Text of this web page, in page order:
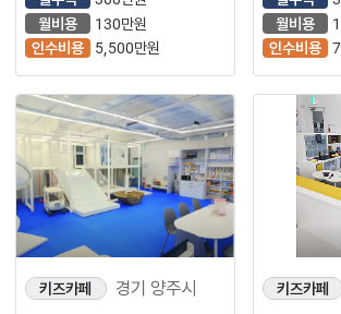
추천
월비용
130만원
인수비용
5,500만원
월비용
인수비용
키즈카페 경기 양주시 키즈카페